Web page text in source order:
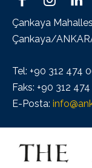
Çankaya
Çankaya/
Tel: +90 312 474
Faks: +90 312
E-Posta: